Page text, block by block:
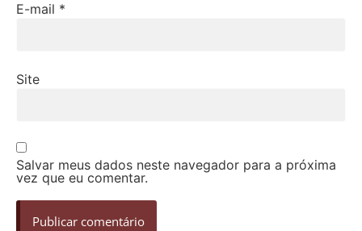
E-mail *
Site
Salvar meus dados neste navegador para a próxima
vez que eu comentar.